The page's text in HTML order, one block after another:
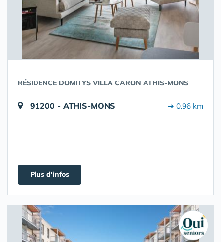
RÉSIDENCE DOMITYS VILLA CARON ATHIS-MONS
91200 - ATHIS-MONS ➔ 0.96 km
Plus d'infos